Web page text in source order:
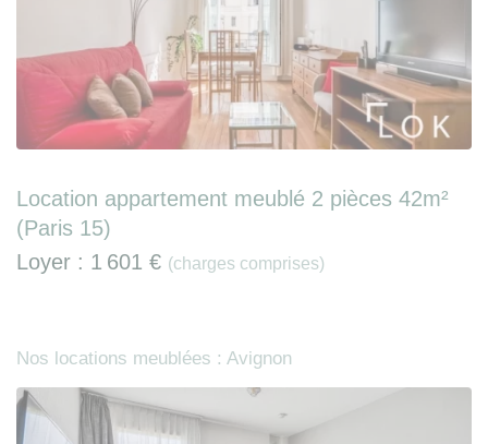
Location appartement meublé 2 pièces 42m²
(Paris 15)
Loyer : 1 601 € (charges comprises)
Nos locations meublées : Avignon